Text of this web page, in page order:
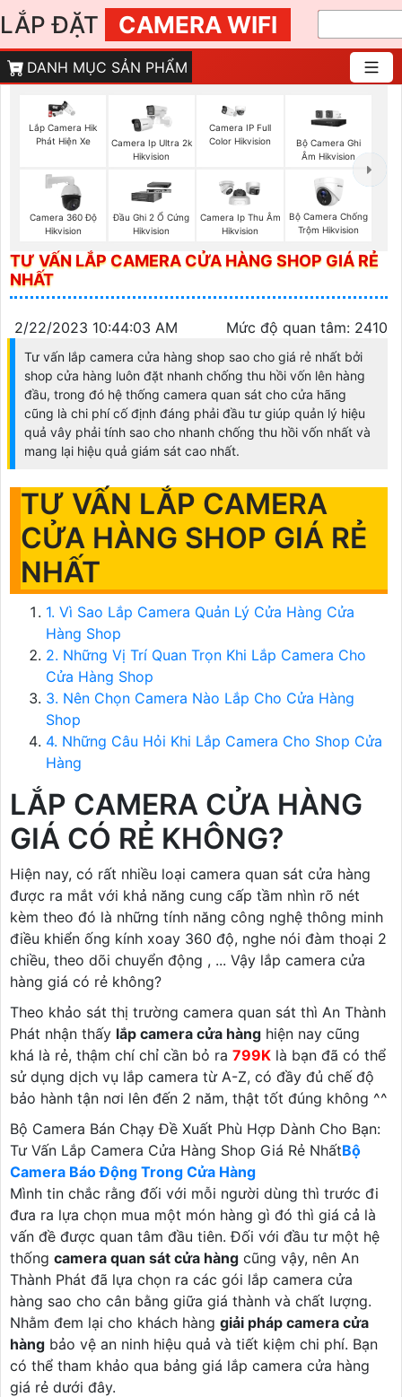
LẮP ĐẶT CAMERA WIFI
DANH MỤC SẢN PHẨM
Lắp Camera Hik
Phát Hiện Xe
Camera Ip Ultra 2k
Hikvision
Camera IP Full
Color Hikvision
Bộ Camera Ghi
Âm Hikvision
Camera 360 Độ
Hikvision
Đầu Ghi 2 Ổ Cứng
Hikvision
Camera Ip Thu Âm
Hikvision
Bộ Camera Chống
Trộm Hikvision
TƯ VẤN LẮP CAMERA CỬA HÀNG SHOP GIÁ RẺ
NHẤT
2/22/2023 10:44:03 AM Mức độ quan tâm: 2410
Tư vấn lắp camera cửa hàng shop sao cho giá rẻ nhất bởi
shop cửa hàng luôn đặt nhanh chống thu hồi vốn lên hàng
đầu, trong đó hệ thống camera quan sát cho cửa hãng
cũng là chi phí cố định đáng phải đầu tư giúp quản lý hiệu
quả vây phải tính sao cho nhanh chống thu hồi vốn nhất và
mang lại hiệu quả giám sát cao nhất.
TƯ VẤN LẮP CAMERA
CỬA HÀNG SHOP GIÁ RẺ
NHẤT
1. Vì Sao Lắp Camera Quản Lý Cửa Hàng Cửa
Hàng Shop
2. Những Vị Trí Quan Trọn Khi Lắp Camera Cho
Cửa Hàng Shop
3. Nên Chọn Camera Nào Lắp Cho Cửa Hàng
Shop
4. Những Câu Hỏi Khi Lắp Camera Cho Shop Cửa
Hàng
LẮP CAMERA CỬA HÀNG
GIÁ CÓ RẺ KHÔNG?
Hiện nay, có rất nhiều loại camera quan sát cửa hàng
được ra mắt với khả năng cung cấp tầm nhìn rõ nét
kèm theo đó là những tính năng công nghệ thông minh
điều khiển ống kính xoay 360 độ, nghe nói đàm thoại 2
chiều, theo dõi chuyển động , ... Vậy lắp camera cửa
hàng giá có rẻ không?
Theo khảo sát thị trường camera quan sát thì An Thành
Phát nhận thấy lắp camera cửa hàng hiện nay cũng
khá là rẻ, thậm chí chỉ cần bỏ ra 799K là bạn đã có thể
sử dụng dịch vụ lắp camera từ A-Z, có đầy đủ chế độ
bảo hành tận nơi lên đến 2 năm, thật tốt đúng không ^^
Bộ Camera Bán Chạy Đề Xuất Phù Hợp Dành Cho Bạn:
Tư Vấn Lắp Camera Cửa Hàng Shop Giá Rẻ NhấtBộ
Camera Báo Động Trong Cửa Hàng
Mình tin chắc rằng đối với mỗi người dùng thì trước đi
đưa ra lựa chọn mua một món hàng gì đó thì giá cả là
vấn đề được quan tâm đầu tiên. Đối với đầu tư một hệ
thống camera quan sát cửa hàng cũng vậy, nên An
Thành Phát đã lựa chọn ra các gói lắp camera cửa
hàng sao cho cân bằng giữa giá thành và chất lượng.
Nhằm đem lại cho khách hàng giải pháp camera cửa
hàng bảo vệ an ninh hiệu quả và tiết kiệm chi phí. Bạn
có thể tham khảo qua bảng giá lắp camera cửa hàng
giá rẻ dưới đây.